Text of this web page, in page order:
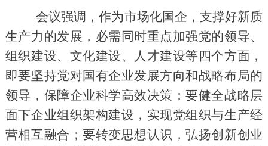
会议强调，作为市场化国企，支撑好新质
生产力的发展， 必需同时重点加强党的领导、
组织建设、文化建设、人才建设等四个方面 ，
即要坚持党对国有企业发展方向和战略布局的
领导，保障企业科学高效决策； 要健全战略层
面下企业组织架构建设，实现党组织与生产经
营相互融合； 要转变思想认识，弘扬创新创业